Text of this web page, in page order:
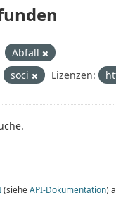
Abfall
soci Lizenzen:
(siehe API-Dokumentation)